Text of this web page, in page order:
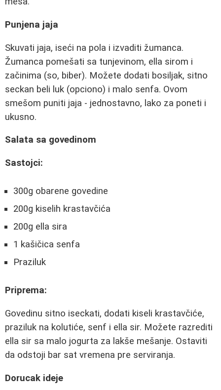
Punjena jaja
Skuvati jaja, iseći na pola i izvaditi žumanca.
Žumanca pomešati sa tunjevinom, ella sirom i
začinima (so, biber). Možete dodati bosiljak, sitno
seckan beli luk (opciono) i malo senfa. Ovom
smešom puniti jaja - jednostavno, lako za poneti i
ukusno.
Salata sa govedinom
Sastojci:
300g obarene govedine
200g kiselih krastavčića
200g ella sira
1 kašičica senfa
Praziluk
Priprema:
Govedinu sitno iseckati, dodati kiseli krastavčiće,
praziluk na kolutiće, senf i ella sir. Možete razrediti
ella sir sa malo jogurta za lakše mešanje. Ostaviti
da odstoji bar sat vremena pre serviranja.
Dorucak ideje